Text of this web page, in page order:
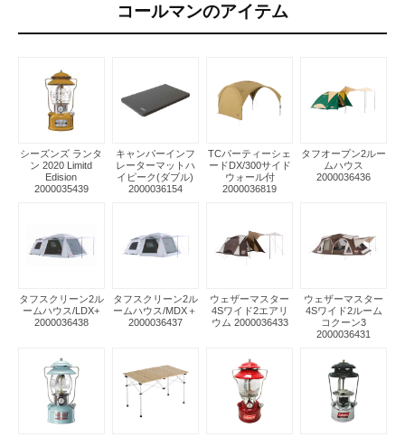
コールマンのアイテム
シーズンズ ランタ
ン 2020 Limitd
Edision
2000035439
キャンパーインフ
レーターマットハ
イピーク(ダブル)
2000036154
TCパーティーシェ
ードDX/300サイド
ウォール付
2000036819
タフオープン2ルー
ムハウス
2000036436
タフスクリーン2ル
ームハウス/LDX+
2000036438
タフスクリーン2ル
ームハウス/MDX＋
2000036437
ウェザーマスター
4Sワイド2エアリ
ウム 2000036433
ウェザーマスター
4Sワイド2ルーム
コクーン3
2000036431